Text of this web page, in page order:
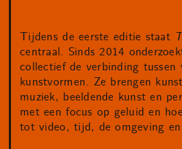
Tijdens de eerste editie staat
centraal. Sinds 2014
collectief de verbinding tussen
kunstvormen. Ze brengen
muziek, beeldende kunst en
met een focus op geluid en
tot video, tijd, de omgeving